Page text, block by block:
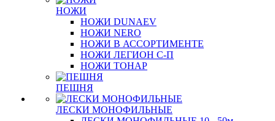
НОЖИ
НОЖИ DUNAEV
НОЖИ NERO
НОЖИ В АССОРТИМЕНТЕ
НОЖИ ЛЕГИОН С-П
НОЖИ ТОНАР
ПЕШНЯ
ЛЕСКИ МОНОФИЛЬНЫЕ